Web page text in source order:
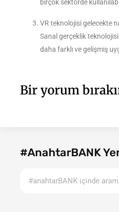
birçok sektörde
VR teknolojisi gelecekte
Sanal gerçeklik
daha farklı ve gelişmiş
Bir yorum
#AnahtarBANK